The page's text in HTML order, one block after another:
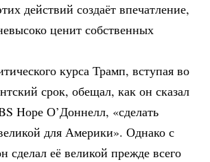
действий создаёт впечатление,
ценит собственных
курса Трамп, вступая во
срок, обещал, как он сказал
Норе О’Доннелл, «сделать
для Америки». Однако с
сделал её великой прежде всего